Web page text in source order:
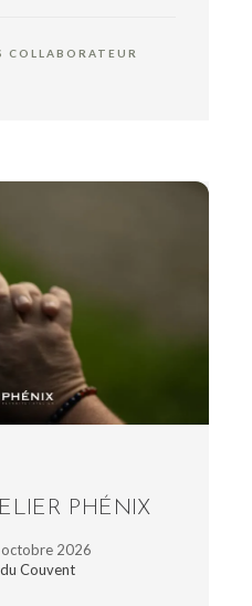
COLLABORATEUR
PHÉNIX
octobre 2026
Couvent